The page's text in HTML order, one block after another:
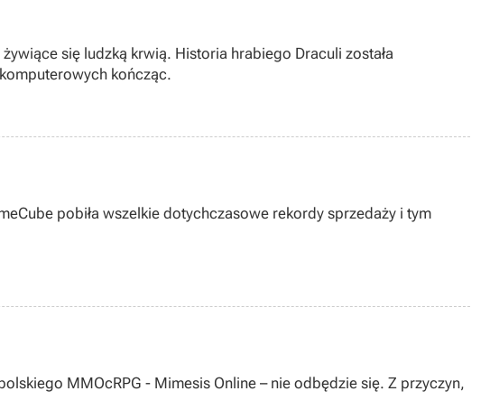
się ludzką krwią. Historia hrabiego Draculi została
kończąc.
pobiła wszelkie dotychczasowe rekordy sprzedaży i tym
MMOcRPG - Mimesis Online – nie odbędzie się. Z przyczyn,